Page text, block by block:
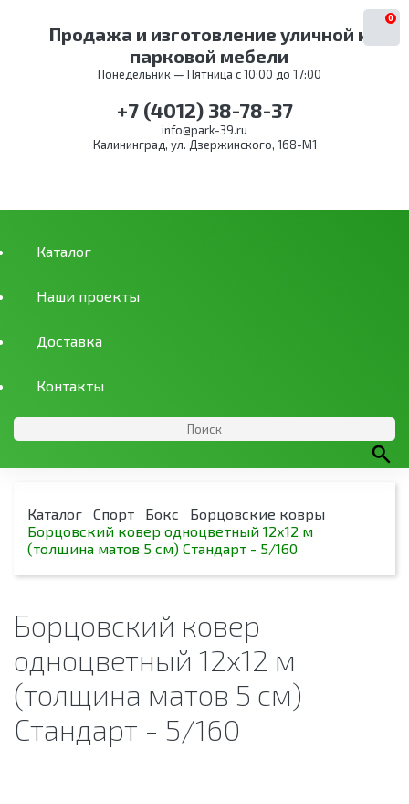
Продажа и изготовление уличной и
парковой мебели
Понедельник — Пятница с 10:00 до 17:00
0
+7 (4012) 38-78-37
info@park-39.ru
Калининград, ул. Дзержинского, 168-М1
Каталог
Наши проекты
Доставка
Контакты
Каталог Спорт Бокс
Борцовские ковры
Борцовский ковер одноцветный 12х12 м
(толщина матов 5 см) Стандарт - 5/160
Борцовский ковер
одноцветный 12х12 м
(толщина матов 5 см)
Стандарт - 5/160